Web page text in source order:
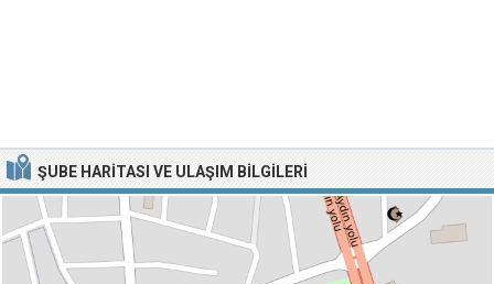
ŞUBE HARITASI VE ULAŞIM BILGILERI